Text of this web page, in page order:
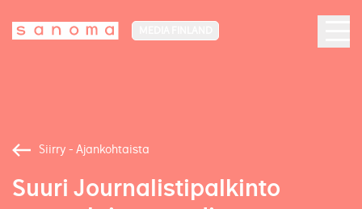
Siirry - Ajankohtaista
Suuri Journalistipalkinto